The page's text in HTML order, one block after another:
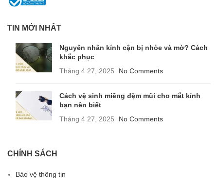
TIN MỚI NHẤT
Nguyên nhân kính cận bị nhòe và mờ? Cách
khắc phục
Tháng 4 27, 2025
No Comments
Cách vệ sinh miếng đệm mũi cho mắt kính
bạn nên biết
Tháng 4 27, 2025
No Comments
CHÍNH SÁCH
Bảo vệ thông tin